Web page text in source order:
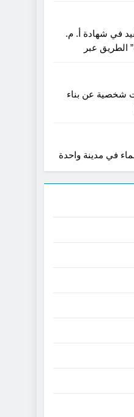
في شهادة أ. م.
الطريق عبر
شخصية عن بناء
في مدينة واحدة